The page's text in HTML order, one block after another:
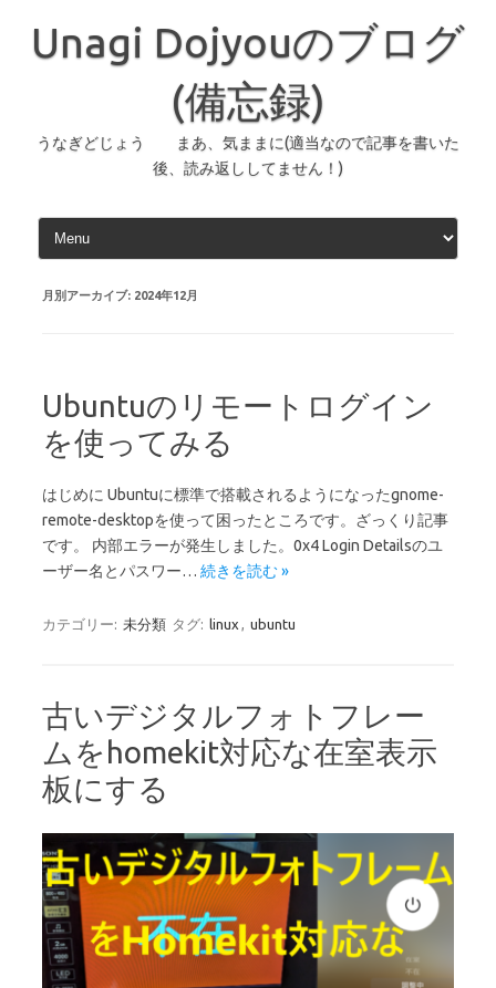
ン
プ
Unagi Dojyouのブログ
(備忘録)
うなぎどじょう まあ、気ままに(適当なので記事を書いた
後、読み返ししてません！)
月別アーカイブ: 2024年12月
Ubuntuのリモートログイン
を使ってみる
はじめに Ubuntuに標準で搭載されるようになったgnome-
remote-desktopを使って困ったところです。ざっくり記事
です。 内部エラーが発生しました。0x4 Login Detailsのユ
ーザー名とパスワー… 続きを読む »
カテゴリー: 未分類 タグ: linux , ubuntu
古いデジタルフォトフレー
ムをhomekit対応な在室表示
板にする